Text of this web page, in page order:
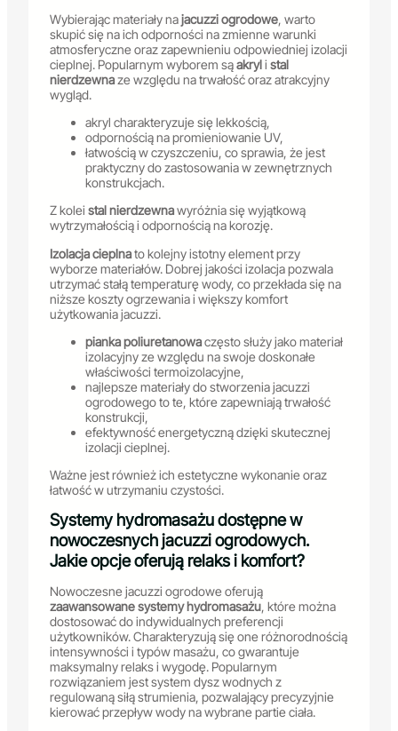
Wybierając materiały najacuzzi ogrodowe, warto
skupić się na ich odporności na zmienne warunki
atmosferyczne oraz zapewnieniu odpowiedniej izolacji
cieplnej. Popularnym wyborem sąakryli stal
nierdzewnaze względu na trwałość oraz atrakcyjny
wygląd.
akryl charakteryzuje się lekkością,
odpornością na promieniowanie UV,
łatwością w czyszczeniu, co sprawia, że jest
praktyczny do zastosowania w zewnętrznych
konstrukcjach.
Z kolei stal nierdzewnawyróżnia się wyjątkową
wytrzymałością i odpornością na korozję.
Izolacja cieplnato kolejny istotny element przy
wyborze materiałów. Dobrej jakości izolacja pozwala
utrzymać stałą temperaturę wody, co przekłada się na
niższe koszty ogrzewania i większy komfort
użytkowania jacuzzi.
pianka poliuretanowaczęsto służy jako materiał
izolacyjny ze względu na swoje doskonałe
właściwości termoizolacyjne,
najlepsze materiały do stworzenia jacuzzi
ogrodowego to te, które zapewniają trwałość
konstrukcji,
efektywność energetyczną dzięki skutecznej
izolacji cieplnej.
Ważne jest również ich estetyczne wykonanie oraz
łatwość w utrzymaniu czystości.
Systemy hydromasażu dostępne w
nowoczesnych jacuzzi ogrodowych.
Jakie opcje oferują relaks i komfort?
Nowoczesne jacuzzi ogrodowe oferują
zaawansowane systemy hydromasażu, które można
dostosować do indywidualnych preferencji
użytkowników. Charakteryzują się one różnorodnością
intensywności i typów masażu, co gwarantuje
maksymalny relaks i wygodę. Popularnym
rozwiązaniem jest system dysz wodnych z
regulowaną siłą strumienia, pozwalający precyzyjnie
kierować przepływ wody na wybrane partie ciała.